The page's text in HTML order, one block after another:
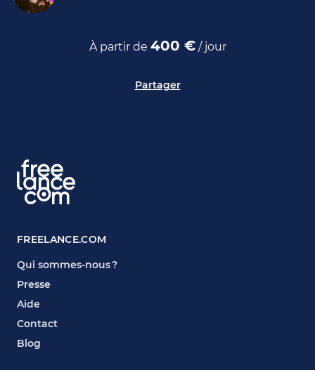
À partir de 400 €/ jour
Partager
FREELANCE.COM
Qui sommes-nous ?
Presse
Aide
Contact
Blog